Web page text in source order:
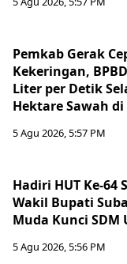
Pemkab Gerak
Kekeringan,
Liter per Detik
Hektare Sawah di
5 Agu 2026, 5:57 PM
Hadiri HUT Ke-64
Wakil Bupati
Muda Kunci SDM
5 Agu 2026, 5:56 PM